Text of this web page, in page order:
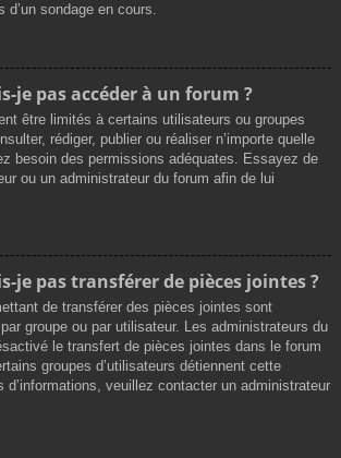
d’un sondage en cours.
je pas accéder à un forum ?
être limités à certains utilisateurs ou groupes
rédiger, publier ou réaliser n’importe quelle
besoin des permissions adéquates. Essayez de
ou un administrateur du forum afin de lui
je pas transférer de pièces jointes ?
de transférer des pièces jointes sont
groupe ou par utilisateur. Les administrateurs du
le transfert de pièces jointes dans le forum
groupes d’utilisateurs détiennent cette
d’informations, veuillez contacter un administrateur